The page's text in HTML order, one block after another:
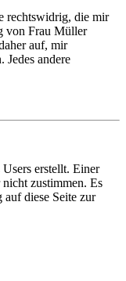
rechtswidrig, die mir
von Frau Müller
auf, mir
Jedes andere
erstellt. Einer
zustimmen. Es
diese Seite zur